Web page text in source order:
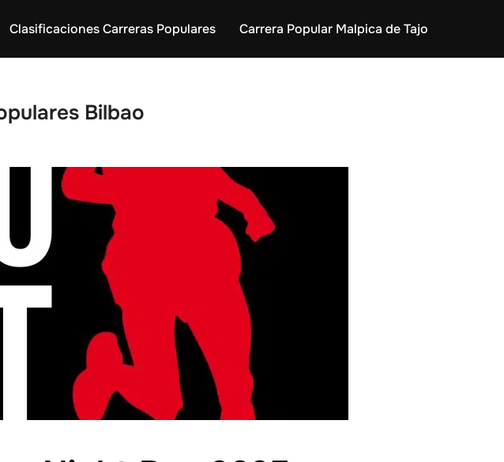
Clasificaciones Carreras Populares Carrera Popular Malpica de Tajo
Bilbao